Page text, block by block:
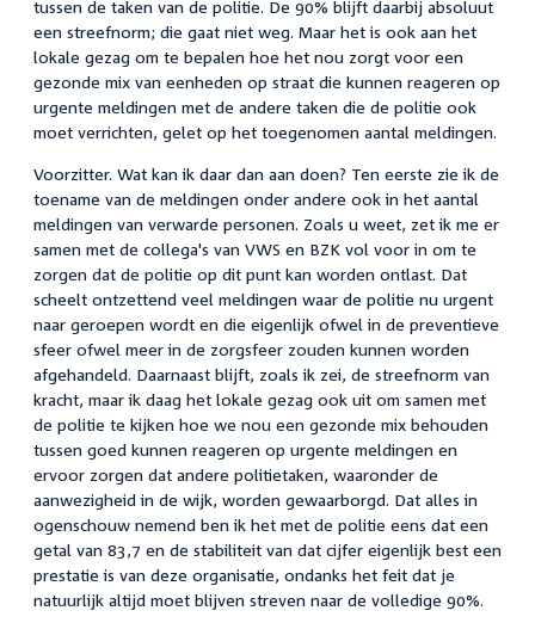
tussen de taken van de politie. De 90% blijft daarbij absoluut
een streefnorm; die gaat niet weg. Maar het is ook aan het
lokale gezag om te bepalen hoe het nou zorgt voor een
gezonde mix van eenheden op straat die kunnen reageren op
urgente meldingen met de andere taken die de politie ook
moet verrichten, gelet op het toegenomen aantal meldingen.
Voorzitter. Wat kan ik daar dan aan doen? Ten eerste zie ik de
toename van de meldingen onder andere ook in het aantal
meldingen van verwarde personen. Zoals u weet, zet ik me er
samen met de collega's van VWS en BZK vol voor in om te
zorgen dat de politie op dit punt kan worden ontlast. Dat
scheelt ontzettend veel meldingen waar de politie nu urgent
naar geroepen wordt en die eigenlijk ofwel in de preventieve
sfeer ofwel meer in de zorgsfeer zouden kunnen worden
afgehandeld. Daarnaast blijft, zoals ik zei, de streefnorm van
kracht, maar ik daag het lokale gezag ook uit om samen met
de politie te kijken hoe we nou een gezonde mix behouden
tussen goed kunnen reageren op urgente meldingen en
ervoor zorgen dat andere politietaken, waaronder de
aanwezigheid in de wijk, worden gewaarborgd. Dat alles in
ogenschouw nemend ben ik het met de politie eens dat een
getal van 83,7 en de stabiliteit van dat cijfer eigenlijk best een
prestatie is van deze organisatie, ondanks het feit dat je
natuurlijk altijd moet blijven streven naar de volledige 90%.